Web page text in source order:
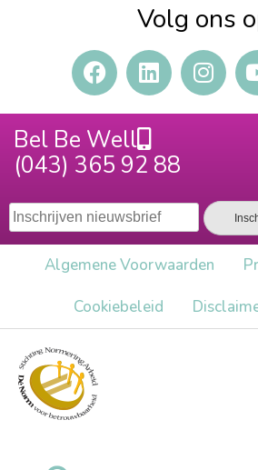
Volg ons
Bel Be Well
(043) 365 92 88
Algemene Voorwaarden
Cookiebeleid